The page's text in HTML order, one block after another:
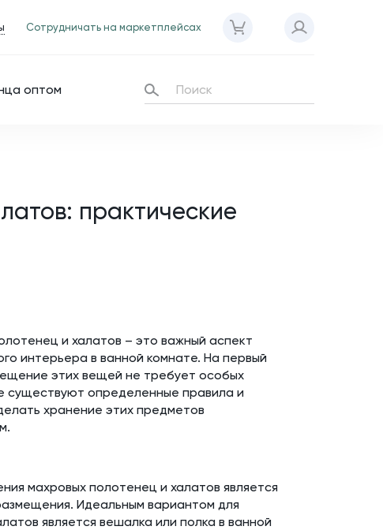
Сотрудничать на маркетплейсах
оптом
практические
и халатов – это важный аспект
интерьера в ванной комнате. На первый
этих вещей не требует особых
существуют определенные правила и
хранение этих предметов
махровых полотенец и халатов является
Идеальным вариантом для
является вешалка или полка в ванной